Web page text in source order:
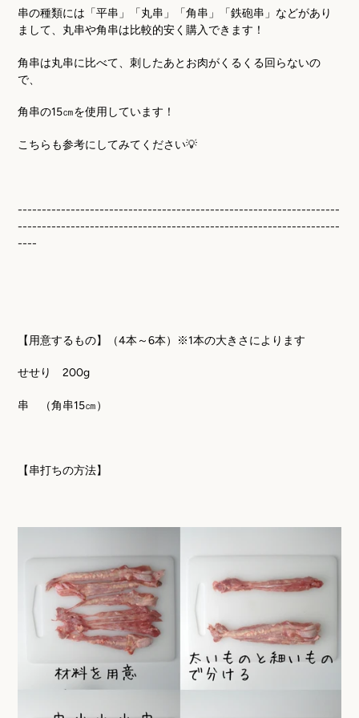
串の種類には「平串」「丸串」「角串」「鉄砲串」などがあり
まして、丸串や角串は比較的安く購入できます！
角串は丸串に比べて、刺したあとお肉がくるくる回らないの
で、
角串の15㎝を使用しています！
こちらも参考にしてみてください💡
-------------------------------------------------------------------
-------------------------------------------------------------------
----
【用意するもの】（4本～6本）※1本の大きさによります
せせり 200g
串 （角串15㎝）
【串打ちの方法】